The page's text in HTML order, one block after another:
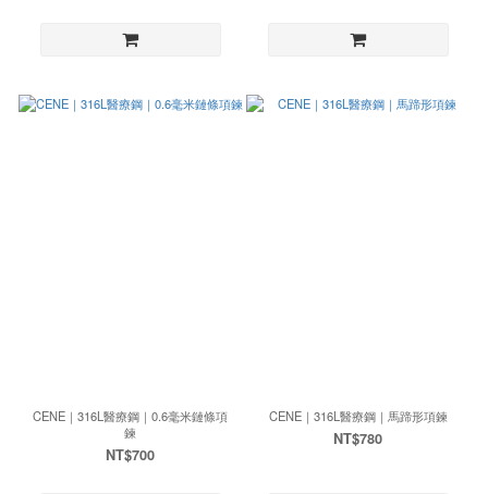
CENE｜316L醫療鋼｜0.6毫米鏈條項
鍊
NT$700
CENE｜316L醫療鋼｜馬蹄形項鍊
NT$780